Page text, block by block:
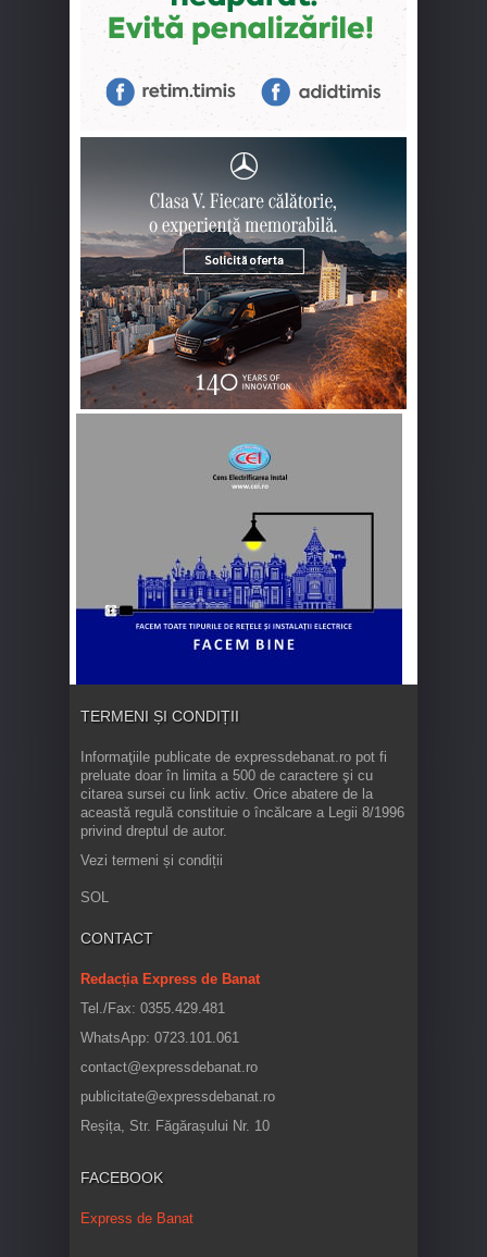
TERMENI ȘI CONDIȚII
Informaţiile publicate de expressdebanat.ro pot fi
preluate doar în limita a 500 de caractere şi cu
citarea sursei cu link activ. Orice abatere de la
această regulă constituie o încălcare a Legii 8/1996
privind dreptul de autor.
Vezi termeni și condiții
SOL
CONTACT
Redacția Express de Banat
Tel./Fax: 0355.429.481
WhatsApp: 0723.101.061
contact@expressdebanat.ro
publicitate@expressdebanat.ro
Reșița, Str. Făgărașului Nr. 10
FACEBOOK
Express de Banat